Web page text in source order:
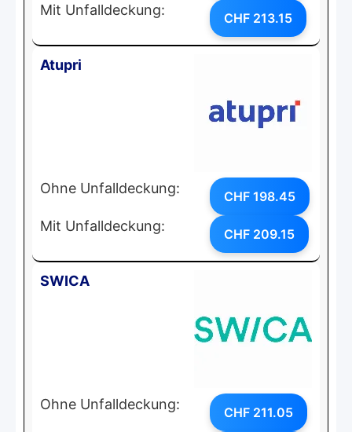
Mit Unfalldeckung: CHF 213.15
Atupri
Ohne Unfalldeckung: CHF 198.45
Mit Unfalldeckung: CHF 209.15
SWICA
Ohne Unfalldeckung: CHF 211.05